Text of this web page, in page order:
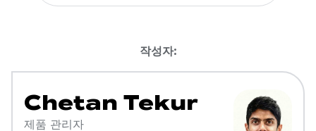
작성자:
Chetan Tekur
제품 관리자